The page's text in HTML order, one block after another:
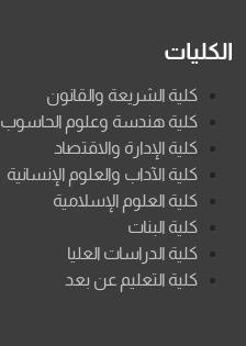
الكليات
كلية الشريعة والقانون
كلية هندسة وعلوم الحاسوب
كلية الإدارة والاقتصاد
كلية الآداب والعلوم الإنسانية
كلية العلوم الإسلامية
كلية البنات
كلية الدراسات العليا
كلية التعليم عن بعد